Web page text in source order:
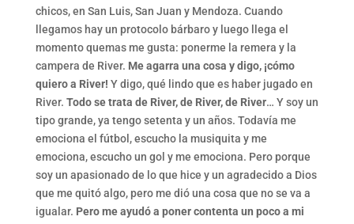
chicos, en San Luis, San Juan y Mendoza. Cuando
llegamos hay un protocolo bárbaro y luego llega el
momento quemas me gusta: ponerme la remera y la
campera de River. Me agarra una cosa y digo, ¡cómo
quiero a River! Y digo, qué lindo que es haber jugado en
River. Todo se trata de River, de River, de River… Y soy un
tipo grande, ya tengo setenta y un años. Todavía me
emociona el fútbol, escucho la musiquita y me
emociona, escucho un gol y me emociona. Pero porque
soy un apasionado de lo que hice y un agradecido a Dios
que me quitó algo, pero me dió una cosa que no se va a
igualar. Pero me ayudó a poner contenta un poco a mi